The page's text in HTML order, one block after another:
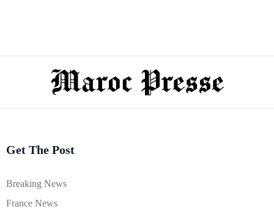
Get The Post
Breaking News
France News